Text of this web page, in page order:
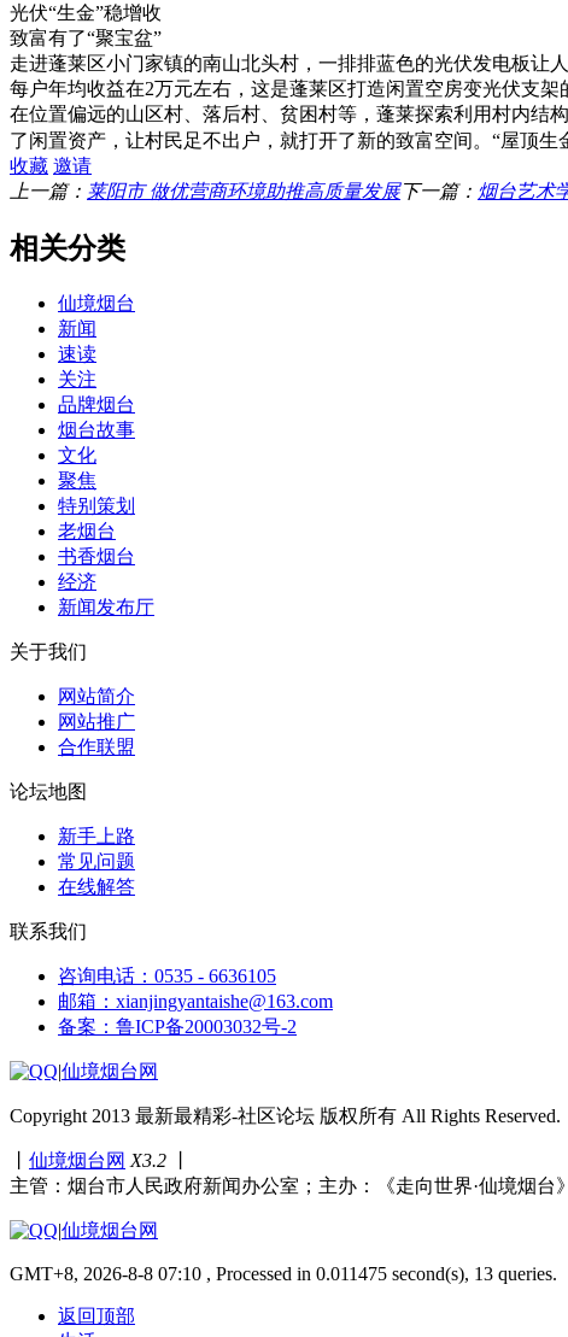
光伏“生金”稳增收
致富有了“聚宝盆”
走进蓬莱区小门家镇的南山北头村，一排排蓝色的光伏发电板让
每户年均收益在2万元左右，这是蓬莱区打造闲置空房变光伏支架
在位置偏远的山区村、落后村、贫困村等，蓬莱探索利用村内结
了闲置资产，让村民足不出户，就打开了新的致富空间。“屋顶
收藏 邀请
上一篇： 莱阳市 做优营商环境助推高质量发展下一篇： 烟台艺术
相关分类
仙境烟台
新闻
速读
关注
品牌烟台
烟台故事
文化
聚焦
特别策划
老烟台
书香烟台
经济
新闻发布厅
关于我们
网站简介
网站推广
合作联盟
论坛地图
新手上路
常见问题
在线解答
联系我们
咨询电话：0535 - 6636105
邮箱：xianjingyantaishe@163.com
备案：鲁ICP备20003032号-2
|仙境烟台网
Copyright 2013 最新最精彩-社区论坛 版权所有 All Rights Reserved.
仙境烟台网 X3.2
主管：烟台市人民政府新闻办公室；主办：《走向世界·仙境烟台
|仙境烟台网
GMT+8, 2026-8-8 07:10 , Processed in 0.011475 second(s), 13 queries.
返回顶部